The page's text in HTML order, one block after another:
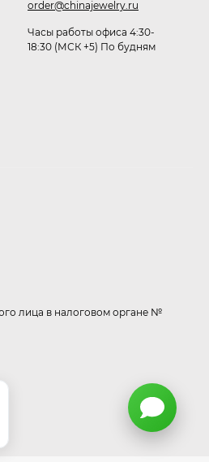
477₽
order@chinajewelry.ru
Часы работы офиса 4:30-
18:30 (МСК +5) По будням
лица в налоговом органе №